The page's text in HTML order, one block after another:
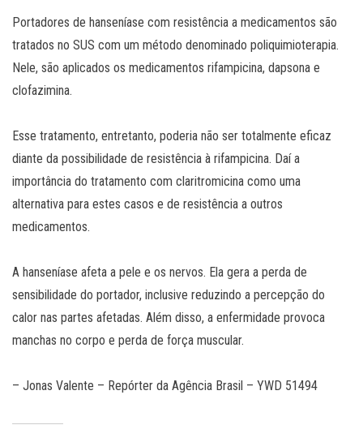
Portadores de hanseníase com resistência a medicamentos são
tratados no SUS com um método denominado poliquimioterapia.
Nele, são aplicados os medicamentos rifampicina, dapsona e
clofazimina.
Esse tratamento, entretanto, poderia não ser totalmente eficaz
diante da possibilidade de resistência à rifampicina. Daí a
importância do tratamento com claritromicina como uma
alternativa para estes casos e de resistência a outros
medicamentos.
A hanseníase afeta a pele e os nervos. Ela gera a perda de
sensibilidade do portador, inclusive reduzindo a percepção do
calor nas partes afetadas. Além disso, a enfermidade provoca
manchas no corpo e perda de força muscular.
– Jonas Valente – Repórter da Agência Brasil – YWD 51494